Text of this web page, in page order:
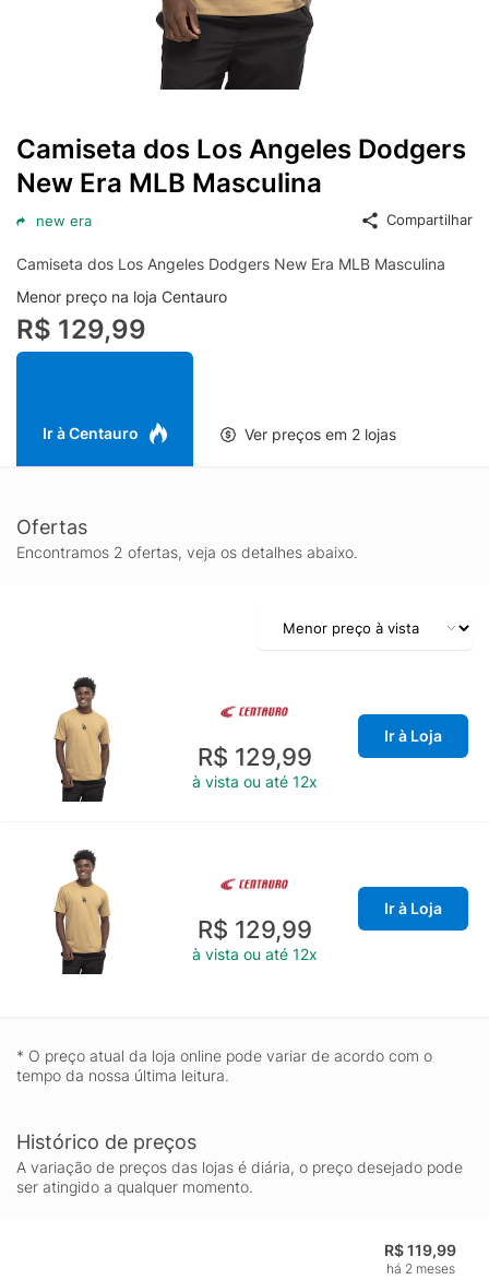
Camiseta dos Los Angeles Dodgers
New Era MLB Masculina
new era Compartilhar
Camiseta dos Los Angeles Dodgers New Era MLB Masculina
Menor preço na loja Centauro
R$ 129,99
Ir à Centauro Ver preços em 2 lojas
Ofertas
Encontramos 2 ofertas, veja os detalhes abaixo.
R$ 129,99
à vista ou até 12x
Ir à Loja
R$ 129,99
à vista ou até 12x
Ir à Loja
* O preço atual da loja online pode variar de acordo com o
tempo da nossa última leitura.
Histórico de preços
A variação de preços das lojas é diária, o preço desejado pode
ser atingido a qualquer momento.
R$ 119,99
há 2 meses